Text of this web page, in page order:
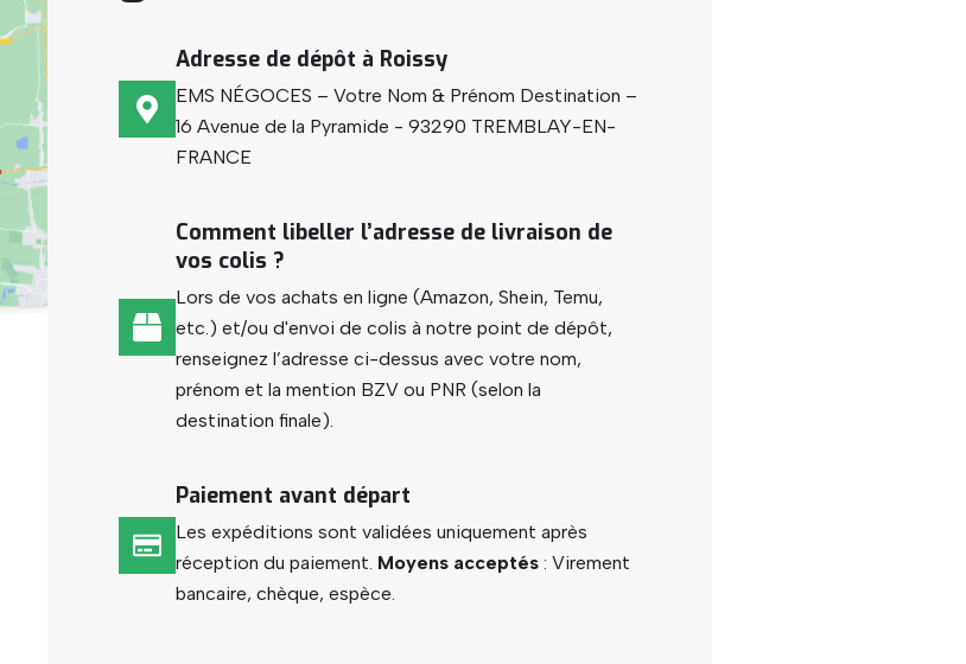
Adresse de dépôt à Roissy
EMS NÉGOCES – Votre Nom & Prénom Destination –
16 Avenue de la Pyramide - 93290 TREMBLAY-EN-
FRANCE
Comment libeller l’adresse de livraison de
vos colis ?
Lors de vos achats en ligne (Amazon, Shein, Temu,
etc.) et/ou d'envoi de colis à notre point de dépôt,
renseignez l’adresse ci-dessus avec votre nom,
prénom et la mention BZV ou PNR (selon la
destination finale).
Paiement avant départ
Les expéditions sont validées uniquement après
réception du paiement. Moyens acceptés : Virement
bancaire, chèque, espèce.